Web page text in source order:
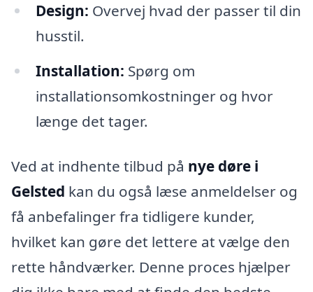
Design: Overvej hvad der passer til din
husstil.
Installation: Spørg om
installationsomkostninger og hvor
længe det tager.
Ved at indhente tilbud på nye døre i
Gelsted kan du også læse anmeldelser og
få anbefalinger fra tidligere kunder,
hvilket kan gøre det lettere at vælge den
rette håndværker. Denne proces hjælper